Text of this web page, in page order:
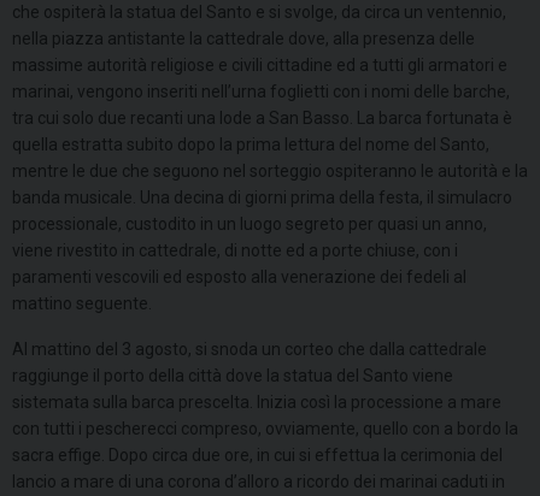
che ospiterà la statua del Santo e si svolge, da circa un ventennio,
nella piazza antistante la cattedrale dove, alla presenza delle
massime autorità religiose e civili cittadine ed a tutti gli armatori e
marinai, vengono inseriti nell’urna foglietti con i nomi delle barche,
tra cui solo due recanti una lode a San Basso. La barca fortunata è
quella estratta subito dopo la prima lettura del nome del Santo,
mentre le due che seguono nel sorteggio ospiteranno le autorità e la
banda musicale. Una decina di giorni prima della festa, il simulacro
processionale, custodito in un luogo segreto per quasi un anno,
viene rivestito in cattedrale, di notte ed a porte chiuse, con i
paramenti vescovili ed esposto alla venerazione dei fedeli al
mattino seguente.
Al mattino del 3 agosto, si snoda un corteo che dalla cattedrale
raggiunge il porto della città dove la statua del Santo viene
sistemata sulla barca prescelta. Inizia così la processione a mare
con tutti i pescherecci compreso, ovviamente, quello con a bordo la
sacra effige. Dopo circa due ore, in cui si effettua la cerimonia del
lancio a mare di una corona d’alloro a ricordo dei marinai caduti in